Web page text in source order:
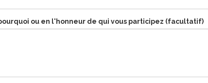
ou en l'honneur de qui vous participez (facultatif)